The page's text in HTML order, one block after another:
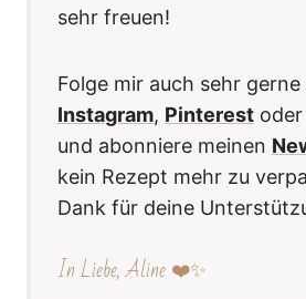
sehr freuen!
Folge mir auch sehr gerne
Instagram, Pinterest oder
und abonniere meinen
kein Rezept mehr zu
Dank für deine
In Liebe, Aline ❤️✨